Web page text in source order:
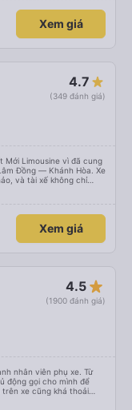
định
Xem giá
4.7
(349 đánh giá)
Mới Limousine vì đã cung
Đồng — Khánh Hòa. Xe
và tài xế không chỉ
thấy an toàn và thoải mái
ơn các bạn đã làm
Xem giá
4.5 star_rate
(1900 đánh giá)
viên phụ xe. Từ
động gọi cho mình để
hầu hết là các cô bác